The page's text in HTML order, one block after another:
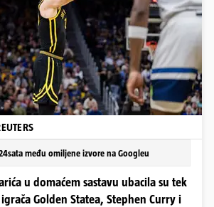
među omiljene izvore na Googleu
u domaćem sastavu ubacila su tek
Golden Statea, Stephen Curry i